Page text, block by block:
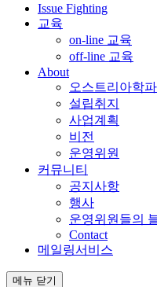
Issue Fighting
교육
on-line 교육
off-line 교육
About
오스트리아학
설립취지
사업계획
비전
운영위원
커뮤니티
공지사항
행사
운영위원들의
Contact
메일링서비스
메뉴 닫기